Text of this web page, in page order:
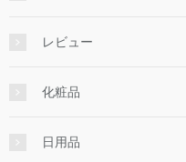
レビュー
化粧品
日用品